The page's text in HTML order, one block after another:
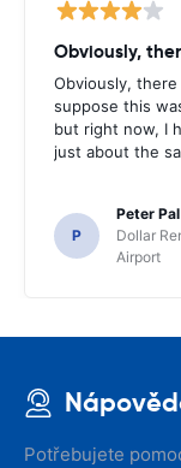
Obviously,
Obviously, there
suppose this
but right now, I
just about the
P
Peter
Dollar
Airport
Potřebujete